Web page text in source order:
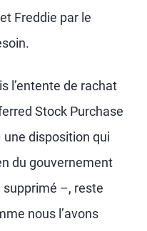
Freddie par le
l’entente de rachat
Stock Purchase
une disposition qui
du gouvernement
–, reste
nous l’avons